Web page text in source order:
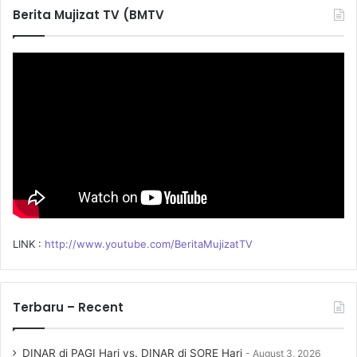
f
o
Berita Mujizat TV (BMTV
LINK : http://www.youtube.com/BeritaMujizatTV
Terbaru – Recent
DINAR di PAGI Hari vs. DINAR di SORE Hari August 3, 2026